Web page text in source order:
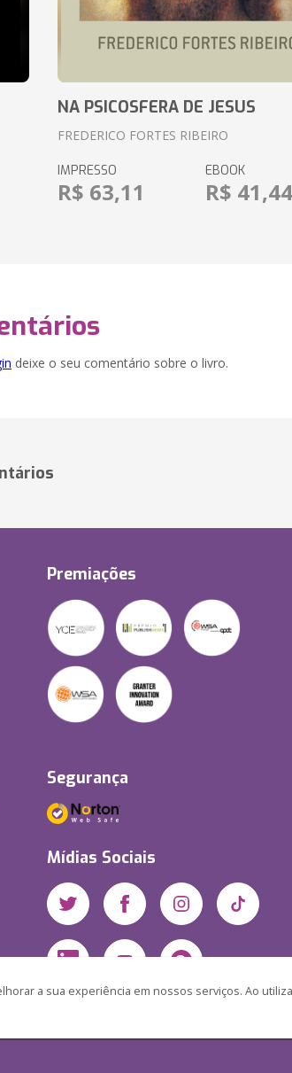
a sua experiência em nossos serviços. Ao
NA PSICOSFERA DE JESUS
FREDERICO FORTES RIBEIRO
IMPRESSO
R$ 63,11
EBOOK
R$ 41,44
deixe o seu comentário sobre o livro.
Premiações
Segurança
Mídias Sociais